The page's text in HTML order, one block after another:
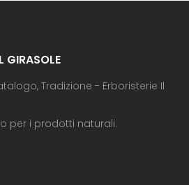
GIRASOLE
Tradizione - Erboristerie Il
per i prodotti naturali.